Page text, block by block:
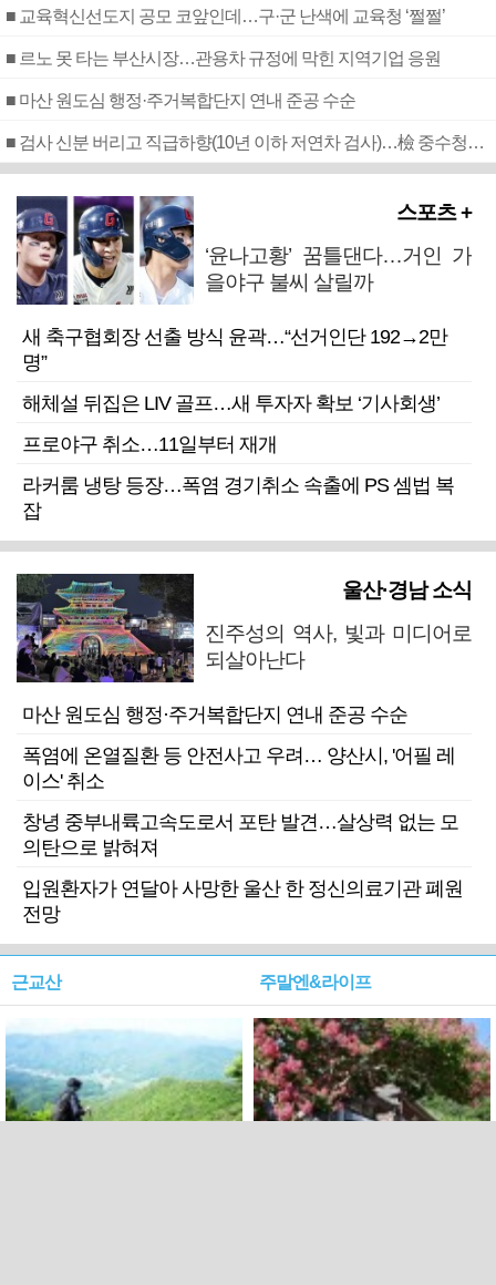
■ 교육혁신선도지 공모 코앞인데…구·군 난색에 교육청 ‘쩔쩔’
■ 르노 못 타는 부산시장…관용차 규정에 막힌 지역기업 응원
■ 마산 원도심 행정·주거복합단지 연내 준공 수순
■ 검사 신분 버리고 직급하향(10년 이하 저연차 검사)…檢 중수청행 기피
스포츠 +
‘윤나고황’ 꿈틀댄다…거인 가
을야구 불씨 살릴까
새 축구협회장 선출 방식 윤곽…“선거인단 192→2만
명”
해체설 뒤집은 LIV 골프…새 투자자 확보 ‘기사회생’
프로야구 취소…11일부터 재개
라커룸 냉탕 등장…폭염 경기취소 속출에 PS 셈법 복
잡
울산·경남 소식
진주성의 역사, 빛과 미디어로
되살아난다
마산 원도심 행정·주거복합단지 연내 준공 수순
폭염에 온열질환 등 안전사고 우려… 양산시, '어필 레
이스' 취소
창녕 중부내륙고속도로서 포탄 발견…살상력 없는 모
의탄으로 밝혀져
입원환자가 연달아 사망한 울산 한 정신의료기관 폐원
전망
근교산 주말엔&라이프